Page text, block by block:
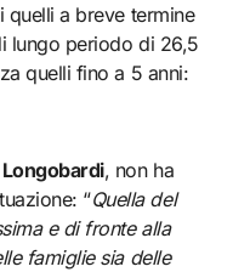
quelli a breve termine
lungo periodo di 26,5
quelli fino a 5 anni:
Longobardi, non ha
“Quella del
e di fronte alla
famiglie sia delle